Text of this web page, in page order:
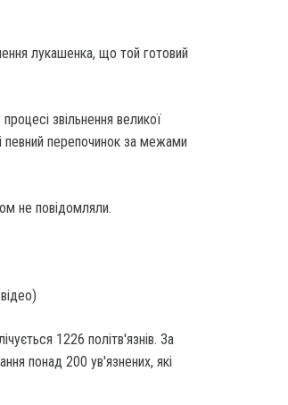
лукашенка, що той готовий
звільнення великої
певний перепочинок за межами
не повідомляли.
1226 політв'язнів. За
понад 200 ув'язнених, які